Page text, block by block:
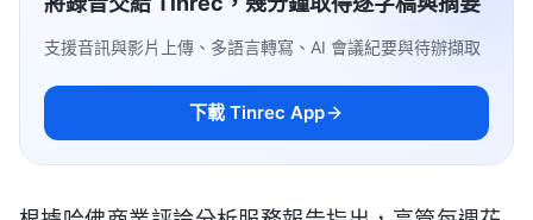
支援音訊與影片上傳、多語言轉寫、AI 會議紀要與待辦擷取
下載 Tinrec App